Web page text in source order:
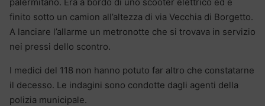
finito sotto un camion all’altezza di via Vecchia di Borgetto.
A lanciare l’allarme un metronotte che si trovava in servizio
nei pressi dello scontro.
I medici del 118 non hanno potuto far altro che constatarne
il decesso. Le indagini sono condotte dagli agenti della
polizia municipale.